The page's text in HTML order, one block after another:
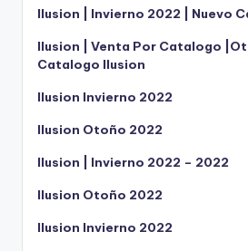
Ilusion | Invierno 2022 | Nuevo
Ilusion | Venta Por Catalogo
Catalogo Ilusion
Ilusion Invierno 2022
Ilusion Otoño 2022
Ilusion | Invierno 2022 – 2022
Ilusion Otoño 2022
Ilusion Invierno 2022